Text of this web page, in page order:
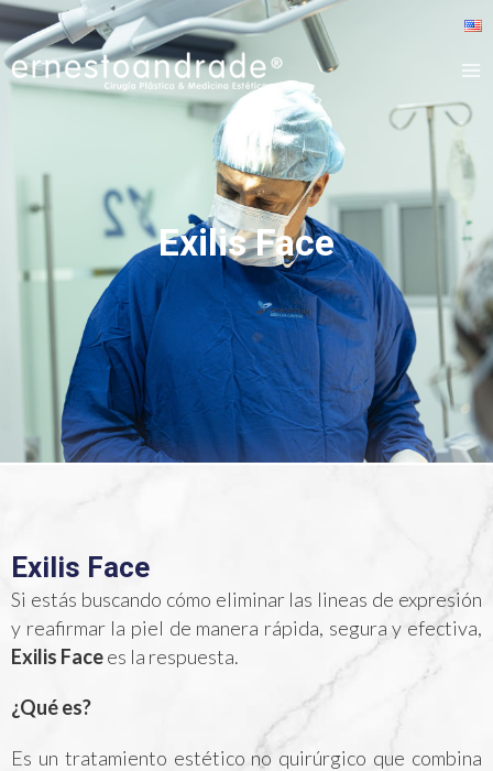
Exilis Face
Exilis Face
Si estás buscando cómo eliminar las lineas de expresión
y reafirmar la piel de manera rápida, segura y efectiva,
Exilis Facees la respuesta.
¿Qué es?
Es un tratamiento estético no quirúrgico que combina